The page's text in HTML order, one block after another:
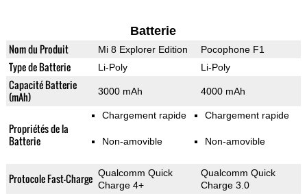
Batterie
Nom du Produit Mi 8 Explorer Edition Pocophone F1
Type de Batterie Li-Poly Li-Poly
Capacité Batterie
(mAh)
3000 mAh 4000 mAh
Propriétés de la
Batterie
Chargement rapide
Non-amovible
Chargement rapide
Non-amovible
Protocole Fast-Charge Qualcomm Quick
Charge 4+
Qualcomm Quick
Charge 3.0